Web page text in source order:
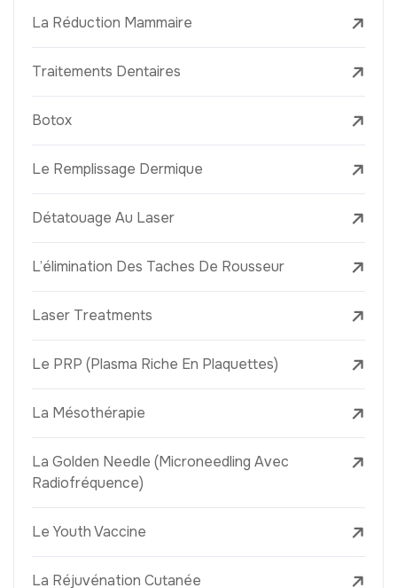
La Réduction Mammaire
Traitements Dentaires
Botox
Le Remplissage Dermique
Détatouage Au Laser
L’élimination Des Taches De Rousseur
Laser Treatments
Le PRP (Plasma Riche En Plaquettes)
La Mésothérapie
La Golden Needle (Microneedling Avec
Radiofréquence)
Le Youth Vaccine
La Réjuvénation Cutanée